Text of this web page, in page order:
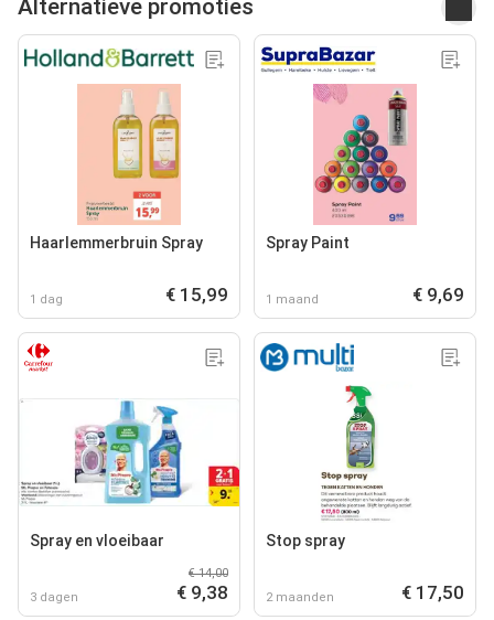
Alternatieve promoties
Haarlemmerbruin Spray
1 dag € 15,99
Spray Paint
1 maand € 9,69
Spray en vloeibaar
3 dagen
€ 14,00
€ 9,38
Stop spray
2 maanden € 17,50